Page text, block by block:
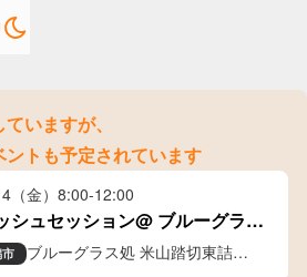
いますが、
トも予定されています
金） 8:00-12:00
シュセッション@ ブルーグラス
切東詰
ブルーグラス処 米山踏切東詰